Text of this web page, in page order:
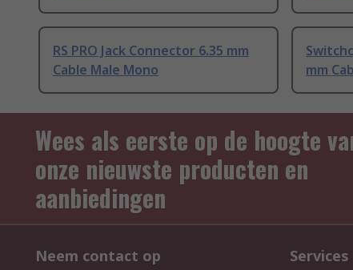
RS PRO Jack Connector 6.35 mm
Cable Male Mono
mm
Wees als eerste op de hoogte
onze nieuwste producten en
aanbiedingen
Neem contact op Services